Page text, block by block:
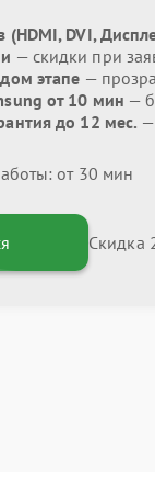
(HDMI, DVI,
— скидки при
этапе —
от 10 мин —
до 12 мес.
от 30 мин
Скидка